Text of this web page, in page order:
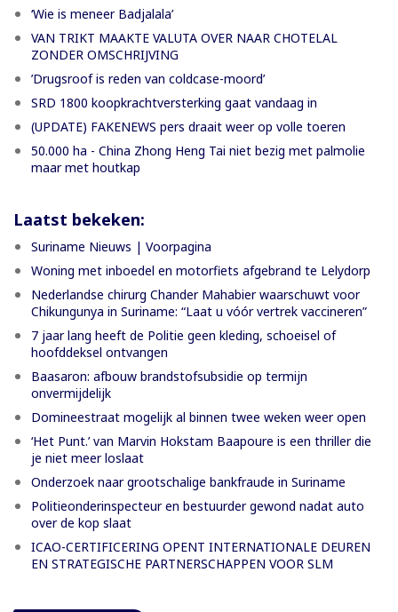
‘Wie is meneer Badjalala’
VAN TRIKT MAAKTE VALUTA OVER NAAR CHOTELAL
ZONDER OMSCHRIJVING
’Drugsroof is reden van coldcase-moord’
SRD 1800 koopkrachtversterking gaat vandaag in
(UPDATE) FAKENEWS pers draait weer op volle toeren
50.000 ha - China Zhong Heng Tai niet bezig met palmolie
maar met houtkap
Laatst bekeken:
Suriname Nieuws | Voorpagina
Woning met inboedel en motorfiets afgebrand te Lelydorp
Nederlandse chirurg Chander Mahabier waarschuwt voor
Chikungunya in Suriname: “Laat u vóór vertrek vaccineren”
7 jaar lang heeft de Politie geen kleding, schoeisel of
hoofddeksel ontvangen
Baasaron: afbouw brandstofsubsidie op termijn
onvermijdelijk
Domineestraat mogelijk al binnen twee weken weer open
‘Het Punt.’ van Marvin Hokstam Baapoure is een thriller die
je niet meer loslaat
Onderzoek naar grootschalige bankfraude in Suriname
Politieonderinspecteur en bestuurder gewond nadat auto
over de kop slaat
ICAO-CERTIFICERING OPENT INTERNATIONALE DEUREN
EN STRATEGISCHE PARTNERSCHAPPEN VOOR SLM